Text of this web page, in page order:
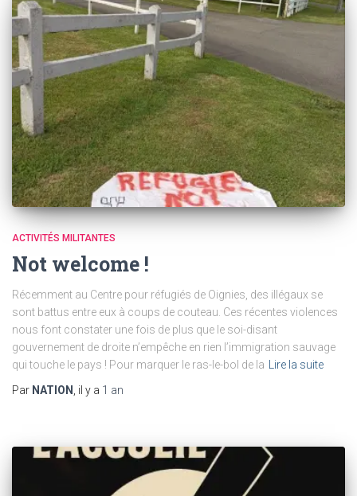
ACTIVITÉS MILITANTES
Not welcome !
Récemment au Centre pour réfugiés de Oignies, des illégaux se
sont battus entre eux à coups de couteau. Ces récentes violences
nous font constater une fois de plus que le soi-disant
gouvernement de droite n’empêche en rien l’immigration sauvage
qui touche le pays ! Pour marquer le ras-le-bol de la Lire la suite
Par NATION , il y a 1 an